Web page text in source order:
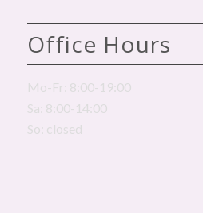
Office Hours
Mo-Fr: 8:00-19:00
Sa: 8:00-14:00
So: closed